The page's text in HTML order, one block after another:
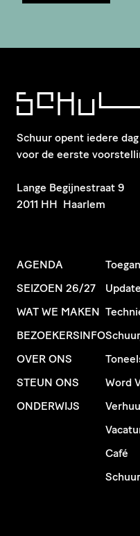
Schuur opent iedere
voor de eerste
​Lange Begijnestraat 9
2011 HH Haarlem
AGENDA
SEIZOEN 26/27
WAT WE MAKEN
BEZOEKERSINFO
OVER ONS
STEUN ONS
ONDERWIJS
Word
Café